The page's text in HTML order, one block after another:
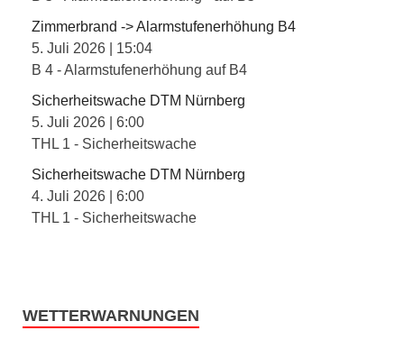
Zimmerbrand -> Alarmstufenerhöhung B4
5. Juli 2026
15:04
B 4 - Alarmstufenerhöhung auf B4
Sicherheitswache DTM Nürnberg
5. Juli 2026
6:00
THL 1 - Sicherheitswache
Sicherheitswache DTM Nürnberg
4. Juli 2026
6:00
THL 1 - Sicherheitswache
WETTERWARNUNGEN